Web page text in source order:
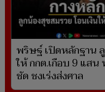
พริษฐ์ เปิดหลักฐาน
ให้ กกต.เกือบ 9 แสน
ชัด ชงเร่งส่งศาล